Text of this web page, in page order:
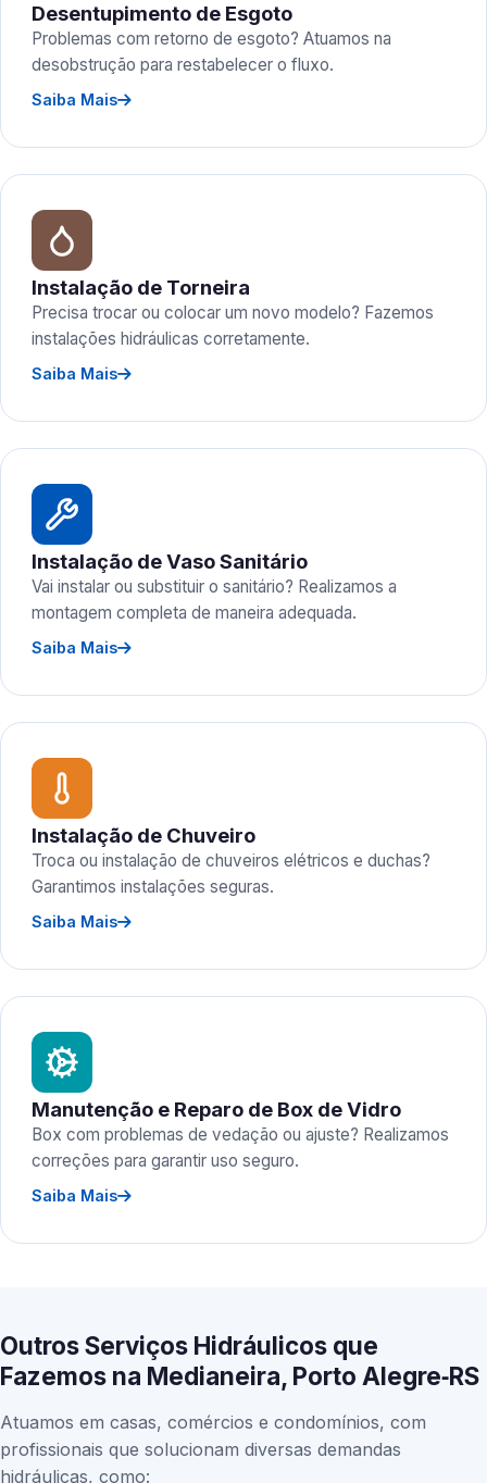
Desentupimento de Esgoto
Problemas com retorno de esgoto? Atuamos na
desobstrução para restabelecer o fluxo.
Saiba Mais
Instalação de Torneira
Precisa trocar ou colocar um novo modelo? Fazemos
instalações hidráulicas corretamente.
Saiba Mais
Instalação de Vaso Sanitário
Vai instalar ou substituir o sanitário? Realizamos a
montagem completa de maneira adequada.
Saiba Mais
Instalação de Chuveiro
Troca ou instalação de chuveiros elétricos e duchas?
Garantimos instalações seguras.
Saiba Mais
Manutenção e Reparo de Box de Vidro
Box com problemas de vedação ou ajuste? Realizamos
correções para garantir uso seguro.
Saiba Mais
Outros Serviços Hidráulicos que
Fazemos na Medianeira, Porto Alegre‑RS
Atuamos em casas, comércios e condomínios, com
profissionais que solucionam diversas demandas
hidráulicas, como: